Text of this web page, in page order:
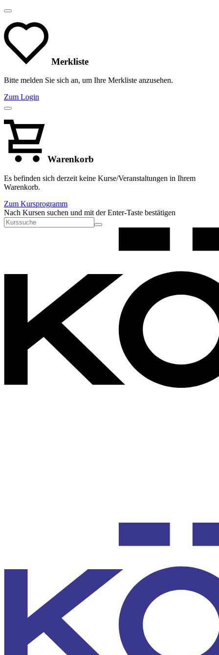
Merkliste
Bitte melden Sie sich an, um Ihre Merkliste anzusehen.
Zum Login
Warenkorb
Es befinden sich derzeit keine Kurse/Veranstaltungen in Ihrem
Warenkorb.
Zum Kursprogramm
Nach Kursen suchen und mit der Enter-Taste bestätigen